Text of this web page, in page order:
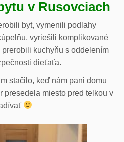
v Rusovciach
byt, vymenili podlahy
vyriešili komplikované
kuchyňu s oddelením
dieťaťa.
stačilo, keď nám pani domu
presedela miesto pred telkou v